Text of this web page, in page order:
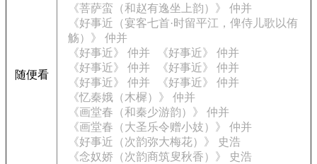
随便看
《菩萨蛮（和赵有逸坐上韵）》 仲并
《好事近（宴客七首·时留平江，俾侍儿歌以侑
觞）》 仲并
《好事近》 仲并
《好事近》 仲并
《好事近》 仲并
《好事近》 仲并
《好事近》 仲并
《好事近》 仲并
《忆秦娥（木樨）》 仲并
《画堂春（和秦少游韵）》 仲并
《画堂春（大圣乐令赠小妓）》 仲并
《好事近（次韵弥大梅花）》 史浩
《念奴娇（次韵商筑叟秋香）》 史浩